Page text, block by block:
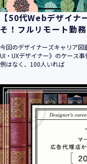
【50代Webデザイナ
そ！フルリモート勤
今回のデザイナーズキャリア図
UI・UXデザイナー》のケース
例はなく、100人いれば